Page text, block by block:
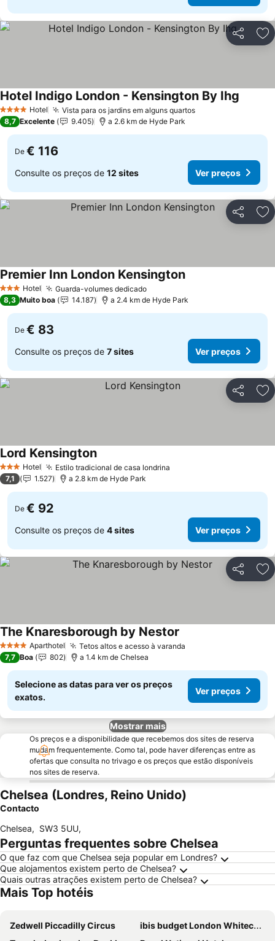
Partilhar
4 EstrelasHotel Vista para os jardins em alguns quartos
Hotel Indigo London - Kensington By Ihg
8,7 Excelente 9.405 a 2.6 km de Hyde Park
De € 116
Consulte os preços de 12 sites Ver preços
Partilhar
3 EstrelasHotel Guarda-volumes dedicado
Premier Inn London Kensington
8,3 Muito boa 14.187 a 2.4 km de Hyde Park
De € 83
Consulte os preços de 7 sites Ver preços
Partilhar
3 EstrelasHotel Estilo tradicional de casa londrina
Lord Kensington
7,1 1.527 a 2.8 km de Hyde Park
De € 92
Consulte os preços de 4 sites Ver preços
Partilhar
4 EstrelasAparthotel Tetos altos e acesso à varanda
The Knaresborough by Nestor
7,7 Boa 802 a 1.4 km de Chelsea
Selecione as datas para ver os preços
exatos.
Ver preços
Mostrar mais
Os preços e a disponibilidade que recebemos dos sites de reserva
mudam frequentemente. Como tal, pode haver diferenças entre as
ofertas que consulta no trivago e os preços que estão disponíveis
nos sites de reserva.
Chelsea (Londres, Reino Unido)
Contacto
Chelsea, SW3 5UU,
Perguntas frequentes sobre Chelsea
O que faz com que Chelsea seja popular em Londres?
Que alojamentos existem perto de Chelsea?
Quais outras atrações existem perto de Chelsea?
Mais Top hotéis
Zedwell Piccadilly Circus
ibis budget London Whitechapel - Brick Lane